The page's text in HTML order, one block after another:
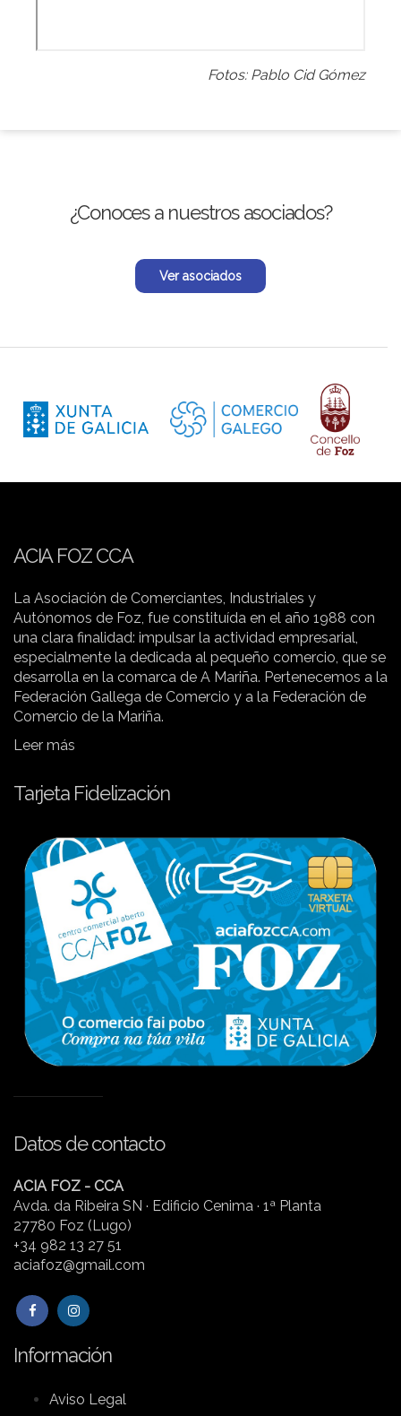
Fotos: Pablo Cid Gómez
¿Conoces a nuestros asociados?
Ver asociados
ACIA FOZ CCA
La Asociación de Comerciantes, Industriales y
Autónomos de Foz, fue constituída en el año 1988 con
una clara finalidad: impulsar la actividad empresarial,
especialmente la dedicada al pequeño comercio, que se
desarrolla en la comarca de A Mariña. Pertenecemos a la
Federación Gallega de Comercio y a la Federación de
Comercio de la Mariña.
Leer más
Tarjeta Fidelización
Datos de contacto
ACIA FOZ - CCA
Avda. da Ribeira SN · Edificio Cenima · 1ª Planta
27780 Foz (Lugo)
+34 982 13 27 51
aciafoz@gmail.com
Información
Aviso Legal